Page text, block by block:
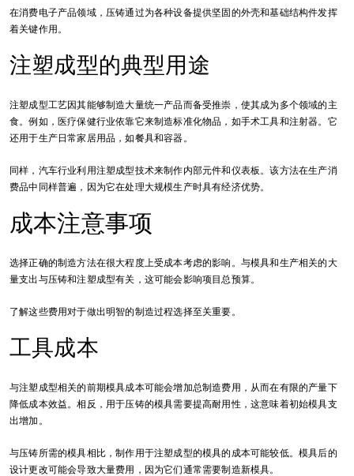
在消费电子产品领域，压铸通过为各种设备提供坚固的外壳和基础结构件发挥
着关键作用。
注塑成型的典型用途
注塑成型工艺因其能够制造大量统一产品而备受推崇，使其成为多个领域的主
食。例如，医疗保健行业依靠它来制造标准化物品，如手术工具和注射器。它
还用于生产日常家居用品，如餐具和容器。
同样，汽车行业利用注塑成型技术来制作内部元件和仪表板。该方法在生产消
费品中同样普遍，因为它在处理大规模生产时具有经济优势。
成本注意事项
选择正确的制造方法在很大程度上受成本考虑的影响。与模具和生产相关的大
量支出与压铸和注塑成型有关，这可能会影响项目总预算。
了解这些费用对于做出明智的制造过程选择至关重要。
工具成本
与注塑成型相关的前期模具成本可能会增加总制造费用，从而在有限的产量下
降低成本效益。相反，用于压铸的模具需要提高耐用性，这意味着初始模具支
出增加。
与压铸所需的模具相比，制作用于注塑成型的模具的成本可能较低。模具后的
设计更改可能会导致大量费用，因为它们通常需要制造新模具。